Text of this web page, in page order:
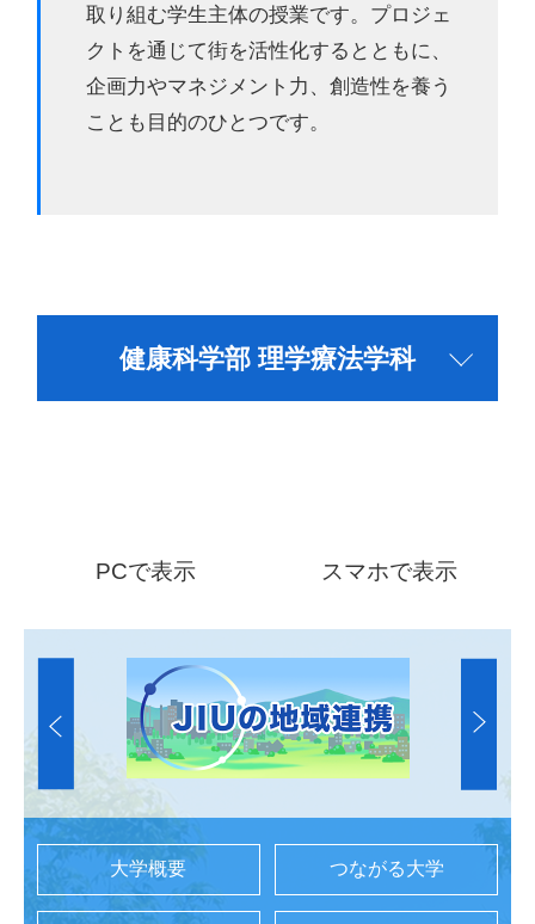
取り組む学生主体の授業です。プロジェ
クトを通じて街を活性化するとともに、
企画力やマネジメント力、創造性を養う
ことも目的のひとつです。
健康科学部 理学療法学科
PCで表示 スマホで表示
大学概要 つながる大学